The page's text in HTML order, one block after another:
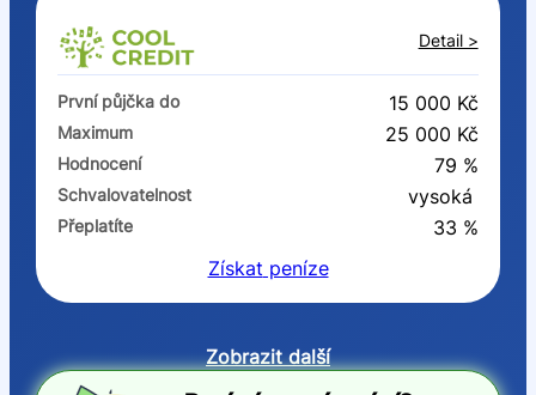
Detail >
První půjčka do 15 000 Kč
Maximum 25 000 Kč
Hodnocení 79 %
Schvalovatelnost vysoká
Přeplatíte
33 %
Získat peníze
Zobrazit další